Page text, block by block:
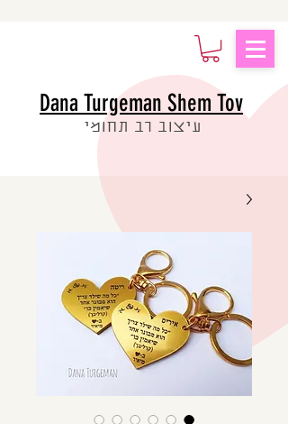
עיצוב רב תחומי
Dana Turgeman Shem Tov